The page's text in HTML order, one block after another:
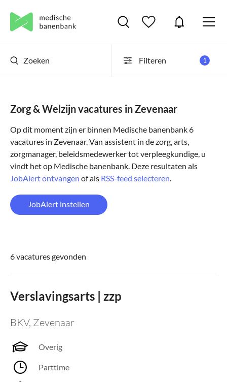
Zoeken Filteren 1
Zorg & Welzijn vacatures in Zevenaar
Op dit moment zijn er binnen Medische banenbank 6
vacatures in Zevenaar. Van assistent in de zorg, arts,
zorgmanager, beleidsmedewerker tot verpleegkundige, u
vindt het op Medische banenbank. Deze resultaten als
JobAlert ontvangen of als RSS-feed selecteren.
JobAlert instellen
6 vacatures gevonden
Verslavingsarts | zzp
BKV, Zevenaar
Overig
Parttime